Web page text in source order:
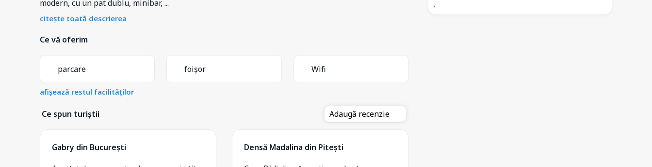
modern, cu un pat dublu, minibar, ...
citește toată descrierea
Ce vă oferim
parcare foișor Wifi
afișează restul facilităților
Ce spun turiștii Adaugă recenzie
Gabry din București
Densă Madalina din Pitești
3